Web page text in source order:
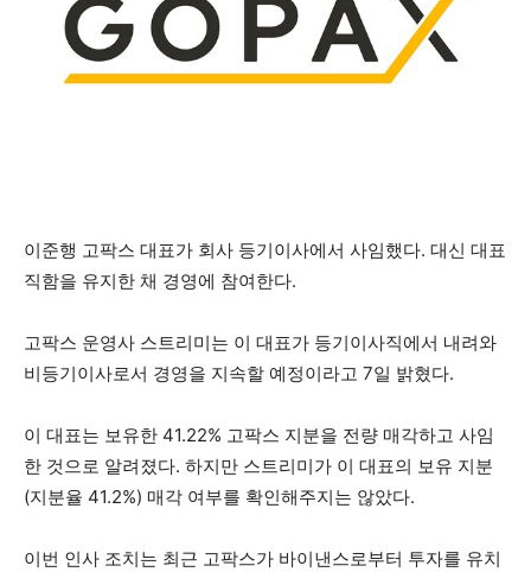
이준행 고팍스 대표가 회사 등기이사에서 사임했다. 대신 대표
직함을 유지한 채 경영에 참여한다.
고팍스 운영사 스트리미는 이 대표가 등기이사직에서 내려와
비등기이사로서 경영을 지속할 예정이라고 7일 밝혔다.
이 대표는 보유한 41.22% 고팍스 지분을 전량 매각하고 사임
한 것으로 알려졌다. 하지만 스트리미가 이 대표의 보유 지분
(지분율 41.2%) 매각 여부를 확인해주지는 않았다.
이번 인사 조치는 최근 고팍스가 바이낸스로부터 투자를 유치